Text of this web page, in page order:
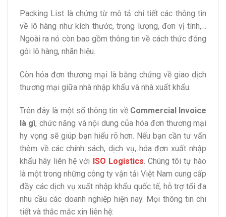
Packing List là chứng từ mô tả chi tiết các thông tin
về lô hàng như kích thước, trọng lượng, đơn vị tính,…
Ngoài ra nó còn bao gồm thông tin về cách thức đóng
gói lô hàng, nhãn hiệu.
Còn hóa đơn thương mại là bằng chứng về giao dịch
thương mại giữa nhà nhập khẩu và nhà xuất khẩu.
Trên đây là một số thông tin về Commercial Invoice
là gì, chức năng và nội dung của hóa đơn thương mại
hy vọng sẽ giúp bạn hiểu rõ hơn. Nếu bạn cần tư vấn
thêm về các chính sách, dịch vụ, hóa đơn xuất nhập
khẩu hãy liên hệ với ISO Logistics. Chúng tôi tự hào
là một trong những công ty vận tải Việt Nam cung cấp
đầy các dịch vụ xuất nhập khẩu quốc tế, hỗ trợ tối đa
nhu cầu các doanh nghiệp hiện nay. Mọi thông tin chi
tiết và thắc mắc xin liên hệ: